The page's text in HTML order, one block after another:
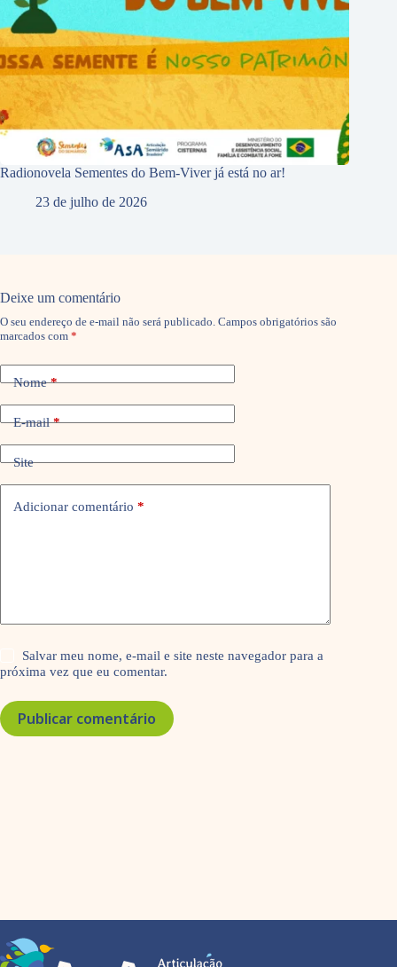
Radionovela Sementes do Bem-Viver já está no ar!
23 de julho de 2026
Deixe um comentário
O seu endereço de e-mail não será publicado. Campos obrigatórios são
marcados com *
Nome*
E-mail*
Site
Adicionar comentário *
Salvar meu nome, e-mail e site neste navegador para a
próxima vez que eu comentar.
Publicar comentário